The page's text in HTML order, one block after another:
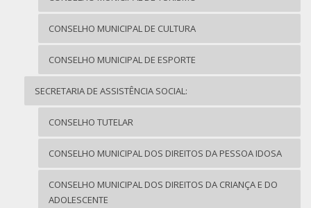
CONSELHO MUNICIPAL DE CULTURA
CONSELHO MUNICIPAL DE ESPORTE
SECRETARIA DE ASSISTÊNCIA SOCIAL:
CONSELHO TUTELAR
CONSELHO MUNICIPAL DOS DIREITOS DA PESSOA IDOSA
CONSELHO MUNICIPAL DOS DIREITOS DA CRIANÇA E DO
ADOLESCENTE